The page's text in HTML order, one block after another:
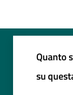
Quanto
su